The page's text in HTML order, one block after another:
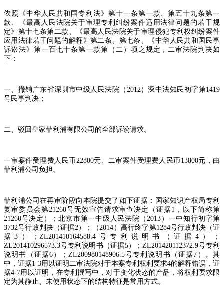
依照《中华人民共和国专利法》第十一条第一款、第五十九条第一
款、《最高人民法院关于审理专利纠纷案件适用法律问题的若干规
定》第十七条第二款、《最高人民法院关于审理侵犯专利权纠纷案件
应用法律若干问题的解释》第二条、第七条、《中华人民共和国民事
诉讼法》第一百七十条第一款第（二）项之规定，二审法院判决如
下：
一、撤销广东省深圳市中级人民法院（ 2012 ）深中法知民初字第1419
号民事判决；
二、驳回皇家菲利浦有限公司的全部诉讼请求。
一审案件受理费人民币 22800元、二审案件受理费人民币 13800元，由
菲利浦公司负担。
菲利浦公司在再审阶段向本院提交了如下证据：国家知识产权局专利
复审委员会第21260号无效宣告请求审查决定（证据1
，以下简称第
21260号决定）；北京市第一中级人民法院（ 2013 ）一中知行初字第
3732号行政判决（证据2 ）；（ 2014 ）高行终字第1284号行政判决（证
据3 ）； ZL201410164588.4号专利说明书（证据 4）；
ZL201410296573.3号专利说明书（证据5）； ZL201420112372.9号专利
说明书（证据6 ）； ZL200980148906.5号专利说明书（证据7 ）。其
中，证据1-3用以证明二审法院对于本案专利权利要求4的解释错误，证
据4-7用以证明，在专利撰写中，对于变化状态的产品，将权利要求限
定为其静止、未使用状态下的结构特征是常用方式。